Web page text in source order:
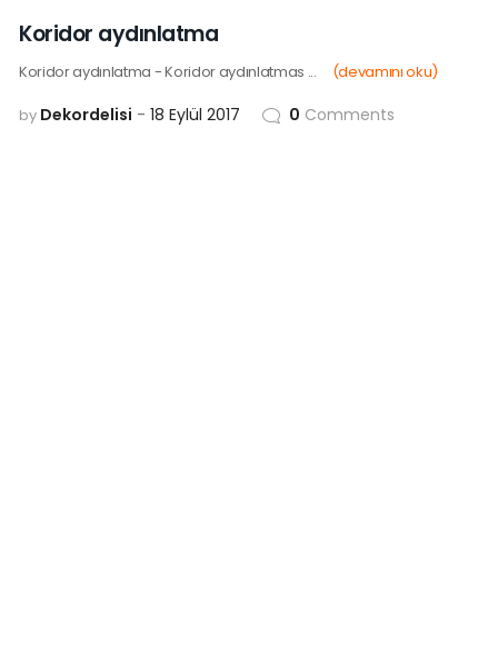
Koridor aydınlatma
Koridor aydınlatma - Koridor aydınlatmas ... (devamını oku)
by Dekordelisi 18 Eylül 2017 0 Comments